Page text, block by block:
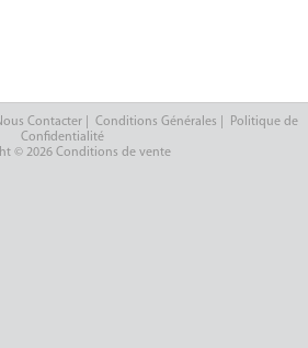
Contacter| Conditions Générales
Politique de
Confidentialité
© 2026 Conditions de vente